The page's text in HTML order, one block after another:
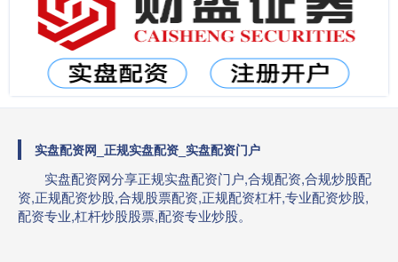
实盘配资网_正规实盘配资_实盘配资门户
实盘配资网分享正规实盘配资门户,合规配资,合规炒股配
资,正规配资炒股,合规股票配资,正规配资杠杆,专业配资炒股,
配资专业,杠杆炒股股票,配资专业炒股。